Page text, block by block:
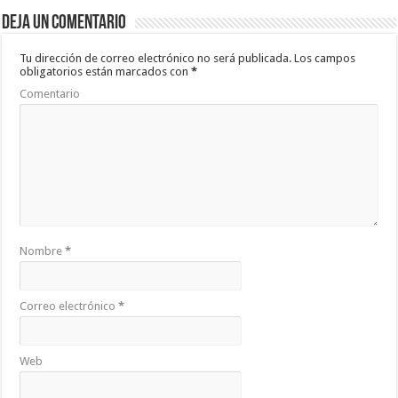
b
o
o
k
er sA
p
p
ar
ti
Deja un comentario
Tu dirección de correo electrónico no será publicada. Los campos
obligatorios están marcados con*
Comentario
Nombre*
Correo electrónico*
Web